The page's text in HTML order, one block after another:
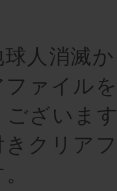
人消滅
ァイル
ございま
きクリア